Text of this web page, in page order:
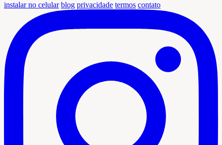
instalar no celular blog privacidade termos contato